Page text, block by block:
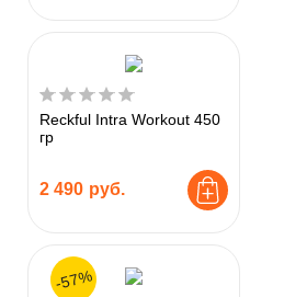
Reckful Intra Workout 450
гр
2 490 руб.
-57%